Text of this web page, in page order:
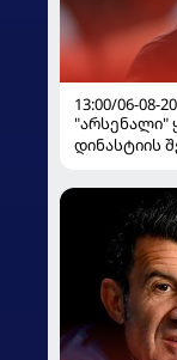
13:00/06-08-
"არსენალი"
დინასტიის